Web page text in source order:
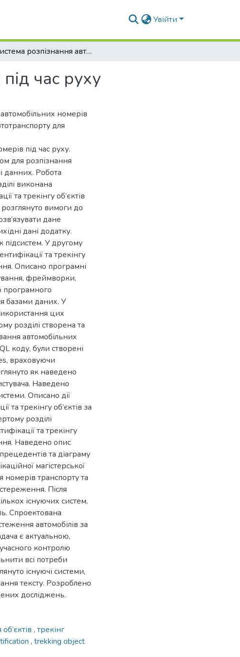
Увійти
Система розпізнання автомобільних номерів під час руху
час руху
номерів
для
під час руху.
для розпізнання
данних. Робота
виконана
та трекінгу об’єктів
вимоги до
дане
дані додатку.
підсистем. У другому
та трекінгу
Описано програмні
фреймворки,
програмного
базами даних. У
цих
розділі створена та
автомобільних
коду, були створені
враховуючи
як наведено
Наведено
Описано дії
та трекінгу об’єктів за
розділі
та трекінгу
Наведено опис
та діаграму
магістерської
номерів транспорту та
Після
існуючих систем,
Спроектована
автомобілів за
є актуальною,
контролю
всі потреби
існуючі системи,
тексту. Розроблено
досліджень.
, трекінг
, trekking object